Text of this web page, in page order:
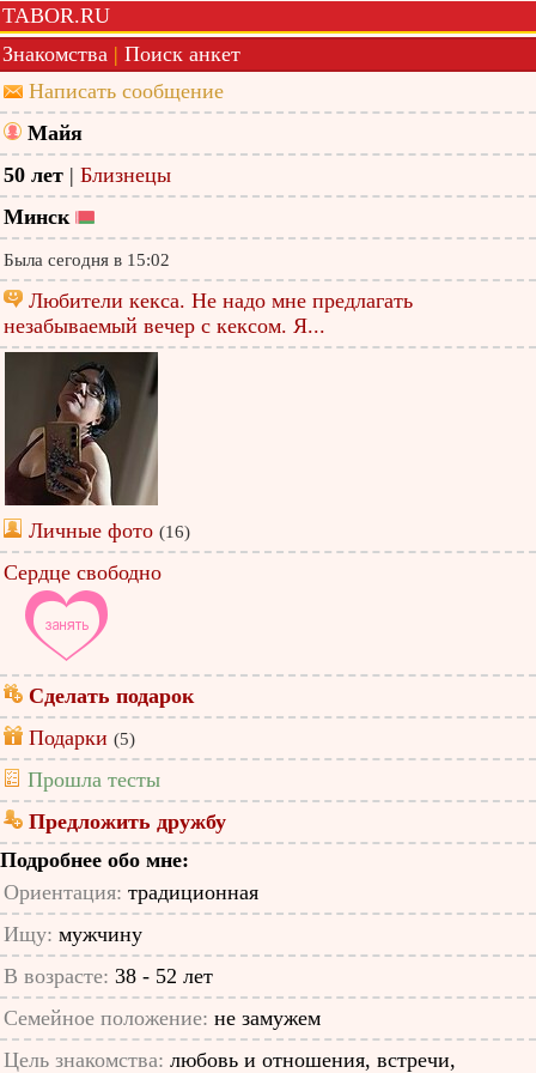
TABOR.RU
Знакомства | Поиск анкет
Написать сообщение
Майя
50 лет | Близнецы
Минск
Была сегодня в 15:02
Любители кекса. Не надо мне предлагать
незабываемый вечер с кексом. Я...
Личные фото (16)
Сердце свободно
Сделать подарок
Подарки (5)
Прошла тесты
Предложить дружбу
Подробнее обо мне:
Ориентация: традиционная
Ищу: мужчину
В возрасте: 38 - 52 лет
Семейное положение: не замужем
Цель знакомства: любовь и отношения, встречи,